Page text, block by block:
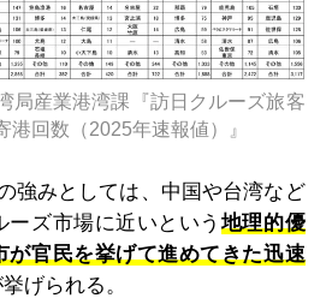
局産業港湾課『訪日クルーズ旅客
港回数（2025年速報値）』
強みとしては、中国や台湾など
ズ市場に近いという 地理的優
が官民を挙げて進めてきた迅速
げられる。